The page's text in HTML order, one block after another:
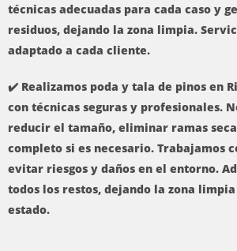
técnicas adecuadas para cada caso y
residuos, dejando la zona limpia.
adaptado a cada cliente.
✔️ Realizamos poda y tala de pinos en
con técnicas seguras y profesionales.
reducir el tamaño, eliminar ramas
completo si es necesario. Trabajamos
evitar riesgos y daños en el entorno.
todos los restos, dejando la zona
estado.